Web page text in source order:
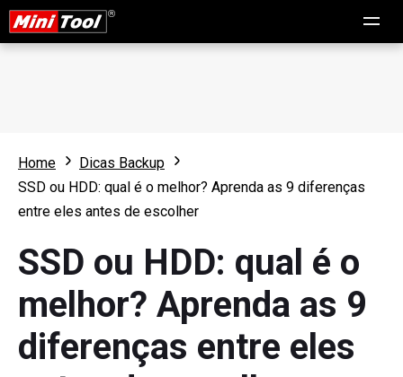
Home
Dicas Backup
SSD ou HDD: qual é o melhor? Aprenda as 9 diferenças
entre eles antes de escolher
SSD ou HDD: qual é o
melhor? Aprenda as 9
diferenças entre eles